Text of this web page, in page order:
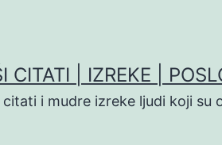
CITATI | IZREKE |
i mudre izreke ljudi koji